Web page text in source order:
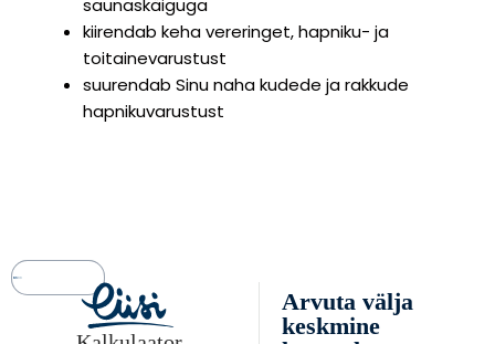
kiirendab keha vereringet, hapniku- ja
toitainevarustust
suurendab Sinu naha kudede ja rakkude
hapnikuvarustust